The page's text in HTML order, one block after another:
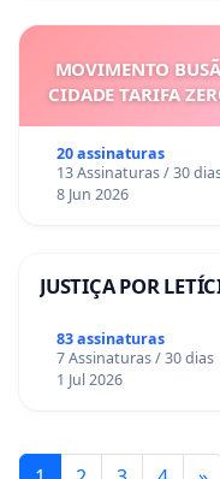
MOVIMENTO
CIDADE TARIFA
20 assinaturas
13 Assinaturas / 30
8 Jun 2026
JUSTIÇA POR
83 assinaturas
7 Assinaturas / 30 dias
1 Jul 2026